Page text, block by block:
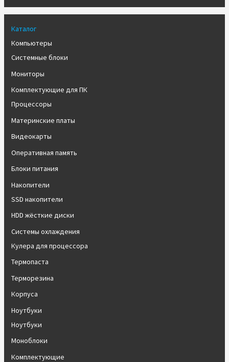
Каталог
Компьютеры
Системные блоки
Мониторы
Комплектующие для ПК
Процессоры
Материнские платы
Видеокарты
Оперативная память
Блоки питания
Накопители
SSD накопители
HDD жёсткие диски
Системы охлаждения
Кулера для процессора
Термопаста
Терморезина
Корпуса
Ноутбуки
Ноутбуки
Моноблоки
Комплектующие